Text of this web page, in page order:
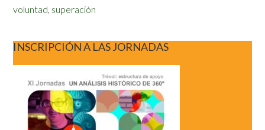
voluntad superación
INSCRIPCIÓN A LAS JORNADAS